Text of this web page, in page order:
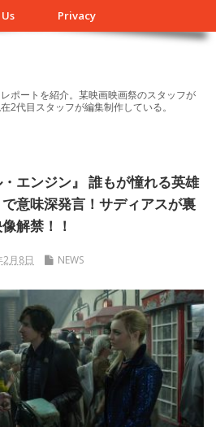
Privacy
ポートを紹介。某映画映画祭のスタッフが
2代目スタッフが編集制作している。
・エンジン』 誰もが憧れる英雄
意味深発言！サディアスが裏
解禁！！
月8日 NEWS